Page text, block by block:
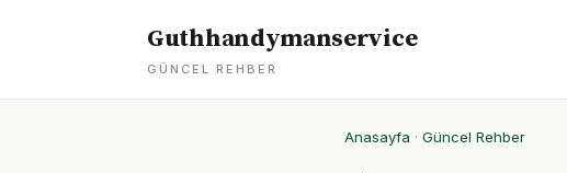
Guthhandymanservice
GÜNCEL REHBER
Anasayfa · Güncel Rehber